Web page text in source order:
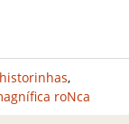
historinhas,
roNca